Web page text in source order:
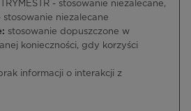
- stosowanie niezalecane,
stosowanie niezalecane
stosowanie dopuszczone w
konieczności, gdy korzyści
informacji o interakcji z